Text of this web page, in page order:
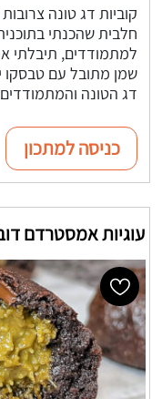
קוביות דג טונה
למתמודדים, תיבלתי
שמן מתובל עם טבסקו
דג הטונה והמתמודדים
כניסה למתכון
עוגיות אמסטרדם